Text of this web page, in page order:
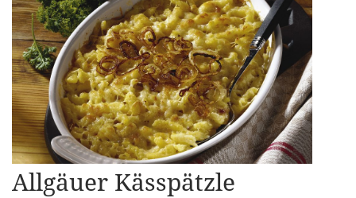
Allgäuer Kässpätzle